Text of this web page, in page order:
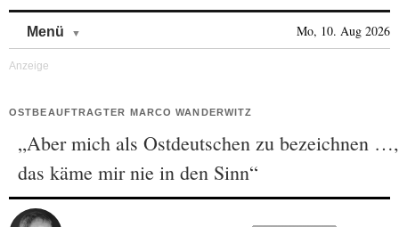
Menü Mo, 10. Aug 2026
OSTBEAUFTRAGTER MARCO WANDERWITZ
„Aber mich als Ostdeutschen zu bezeichnen …,
das käme mir nie in den Sinn“